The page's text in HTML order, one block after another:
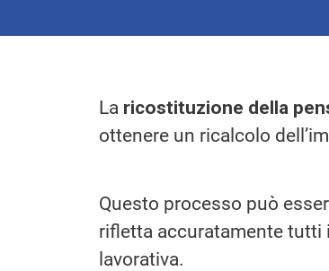
La ricostituzione della
ottenere un ricalcolo
Questo processo può
rifletta accuratamente tutti
lavorativa.